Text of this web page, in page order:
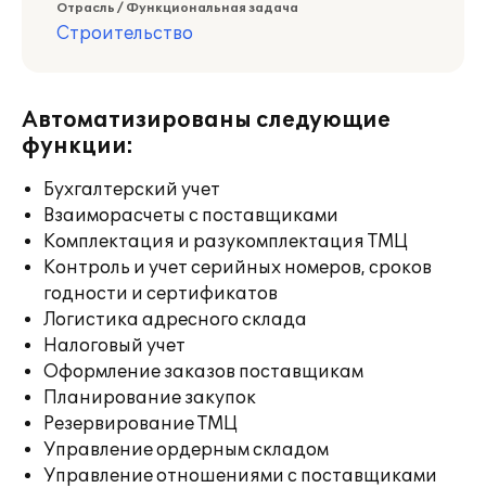
Отрасль / Функциональная задача
Строительство
Автоматизированы следующие
функции:
Бухгалтерский учет
Взаиморасчеты с поставщиками
Комплектация и разукомплектация ТМЦ
Контроль и учет серийных номеров, сроков
годности и сертификатов
Логистика адресного склада
Налоговый учет
Оформление заказов поставщикам
Планирование закупок
Резервирование ТМЦ
Управление ордерным складом
Управление отношениями с поставщиками